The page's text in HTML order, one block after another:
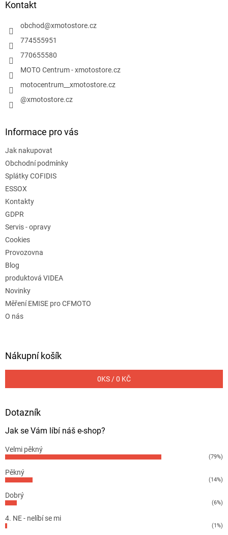
y
ý
Kontakt
obchod@xmotostore.cz
774555951
770655580
MOTO Centrum - xmotostore.cz
motocentrum__xmotostore.cz
@xmotostore.cz
Informace pro vás
Jak nakupovat
Obchodní podmínky
Splátky COFIDIS
ESSOX
Kontakty
GDPR
Servis - opravy
Cookies
Provozovna
Blog
produktová VIDEA
Novinky
Měření EMISE pro CFMOTO
O nás
Nákupní košík
0KS /0 KČ
Dotazník
Jak se Vám líbí náš e-shop?
Velmi pěkný
(79%)
Pěkný
(14%)
Dobrý
(6%)
4. NE - nelíbí se mi
(1%)